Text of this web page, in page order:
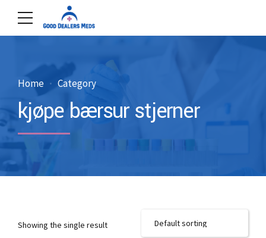
Home Category
kjøpe bærsur stjerner
Showing the single result